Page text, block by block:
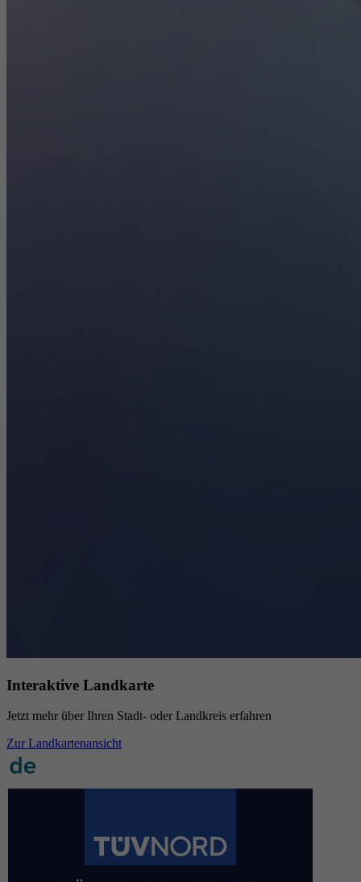
Interaktive Landkarte
Jetzt mehr über Ihren Stadt- oder Landkreis erfahren
Zur Landkartenansicht